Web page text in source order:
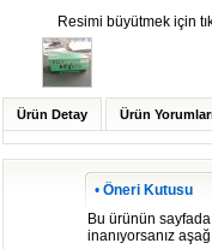
Resimi büyütmek için
Ürün Detay Ürün
• Öneri Kutusu
Bu ürünün
inanıyorsanız